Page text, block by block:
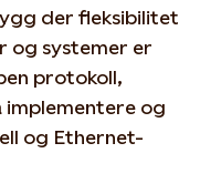
der fleksibilitet
og systemer er
protokoll,
og
og Ethernet-